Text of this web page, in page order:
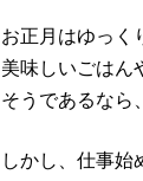
お正月はゆっく
美味しいごはん
そうであるなら
しかし、仕事